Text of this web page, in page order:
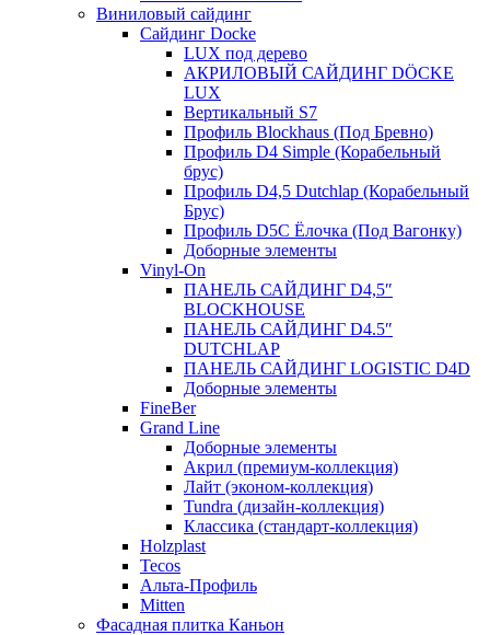
Виниловый сайдинг
Сайдинг Docke
LUX под дерево
АКРИЛОВЫЙ САЙДИНГ DÖCKE
LUX
Вертикальный S7
Профиль Blockhaus (Под Бревно)
Профиль D4 Simple (Корабельный
брус)
Профиль D4,5 Dutchlap (Корабельный
Брус)
Профиль D5C Ёлочка (Под Вагонку)
Доборные элементы
Vinyl-On
ПАНЕЛЬ САЙДИНГ D4,5″
BLOCKHOUSE
ПАНЕЛЬ САЙДИНГ D4.5″
DUTCHLAP
ПАНЕЛЬ САЙДИНГ LOGISTIC D4D
Доборные элементы
FineBer
Grand Line
Доборные элементы
Акрил (премиум-коллекция)
Лайт (эконом-коллекция)
Tundra (дизайн-коллекция)
Классика (стандарт-коллекция)
Holzplast
Tecos
Альта-Профиль
Mitten
Фасадная плитка Каньон